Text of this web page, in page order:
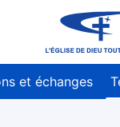
et échanges